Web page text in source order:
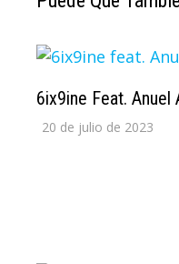
6ix9ine Feat. Anuel
20 de julio de 2023